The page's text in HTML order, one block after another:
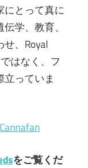
にとって真に
学、教育、
、Royal
はなく、フ
っていま
をご覧くだ